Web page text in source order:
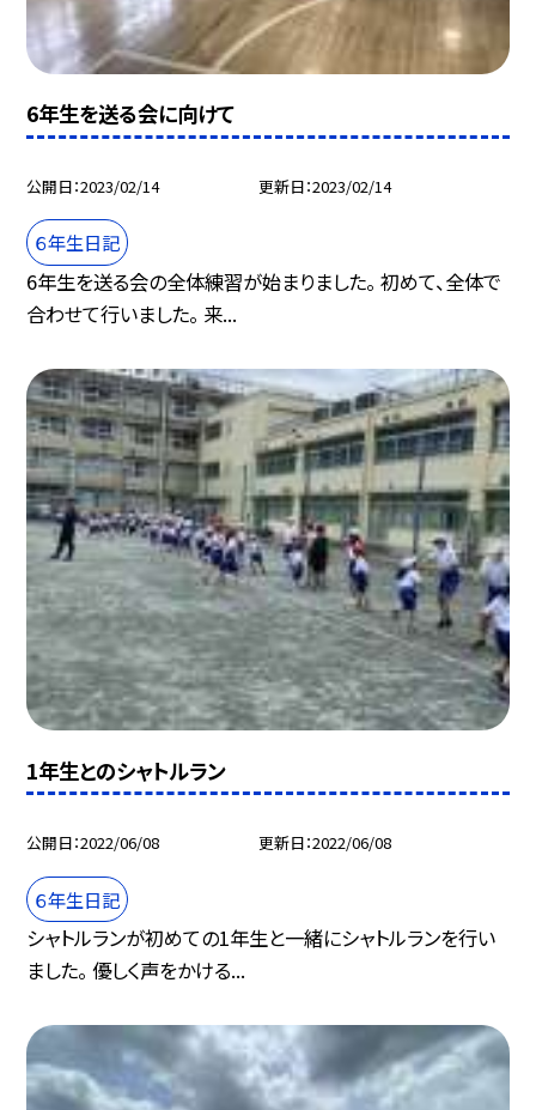
6年生を送る会に向けて
公開日 2023/02/14 更新日 2023/02/14
６年生日記
6年生を送る会の全体練習が始まりました。 初めて、全体で
合わせて行いました。 来...
1年生とのシャトルラン
公開日 2022/06/08 更新日 2022/06/08
６年生日記
シャトルランが初めての1年生と一緒にシャトルランを行い
ました。 優しく声をかける...